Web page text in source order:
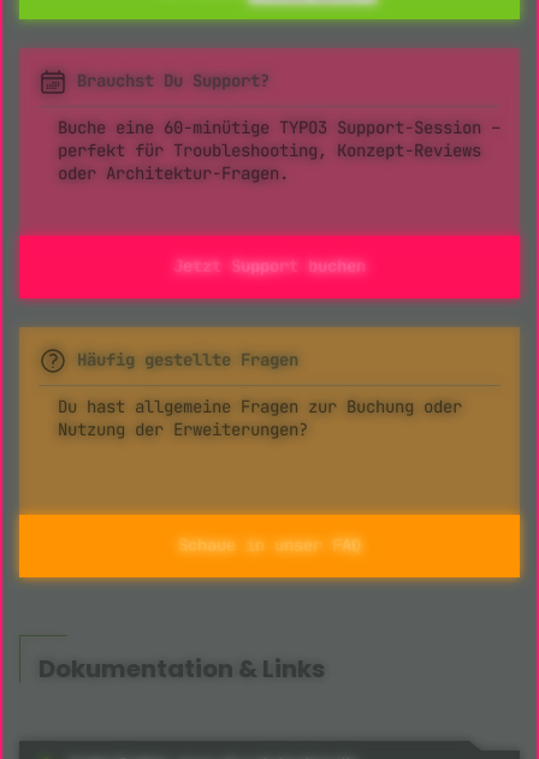
Brauchst Du Support?
Buche eine 60-minütige TYPO3 Support-Session –
perfekt für Troubleshooting, Konzept-Reviews
oder Architektur-Fragen.
Jetzt Support buchen
Häufig gestellte Fragen
Du hast allgemeine Fragen zur Buchung oder
Nutzung der Erweiterungen?
Schaue in unser FAQ
Dokumentation & Links